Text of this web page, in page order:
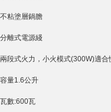
不粘塗層鍋膽
分離式電源綫
兩段式火力，小火模式(300W)適
容量1.6公升
瓦數:600瓦